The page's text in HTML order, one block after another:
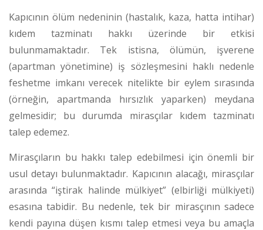
Kapıcının ölüm nedeninin (hastalık, kaza, hatta intihar)
kıdem tazminatı hakkı üzerinde bir etkisi
bulunmamaktadır. Tek istisna, ölümün, işverene
(apartman yönetimine) iş sözleşmesini haklı nedenle
feshetme imkanı verecek nitelikte bir eylem sırasında
(örneğin, apartmanda hırsızlık yaparken) meydana
gelmesidir; bu durumda mirasçılar kıdem tazminatı
talep edemez.
Mirasçıların bu hakkı talep edebilmesi için önemli bir
usul detayı bulunmaktadır. Kapıcının alacağı, mirasçılar
arasında “iştirak halinde mülkiyet” (elbirliği mülkiyeti)
esasına tabidir. Bu nedenle, tek bir mirasçının sadece
kendi payına düşen kısmı talep etmesi veya bu amaçla